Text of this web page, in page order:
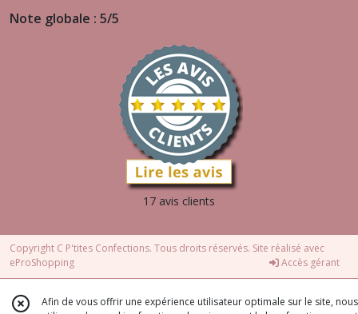
Note globale : 5/5
17 avis clients
Copyright C P'tites Confections. Tous droits réservés. Site réalisé avec
eProShopping
Accès gérant
Afin de vous offrir une expérience utilisateur optimale sur le site, nous